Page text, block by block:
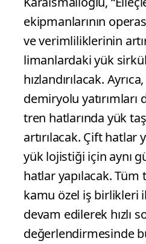
ekipmanlarının
ve verimliliklerinin
limanlardaki yük
hızlandırılacak.
demiryolu yatırımları
tren hatlarında yük
artırılacak. Çift hatlar
yük lojistiği için aynı
hatlar yapılacak. Tüm
kamu özel iş birlikleri
devam edilerek hızlı
değerlendirmesinde